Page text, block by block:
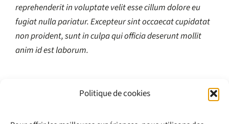
Politique de cookies
reprehenderit in voluptate velit esse cillum dolore eu
fugiat nulla pariatur. Excepteur sint occaecat cupidatat
non proident, sunt in culpa qui officia deserunt mollit
anim id est laborum.